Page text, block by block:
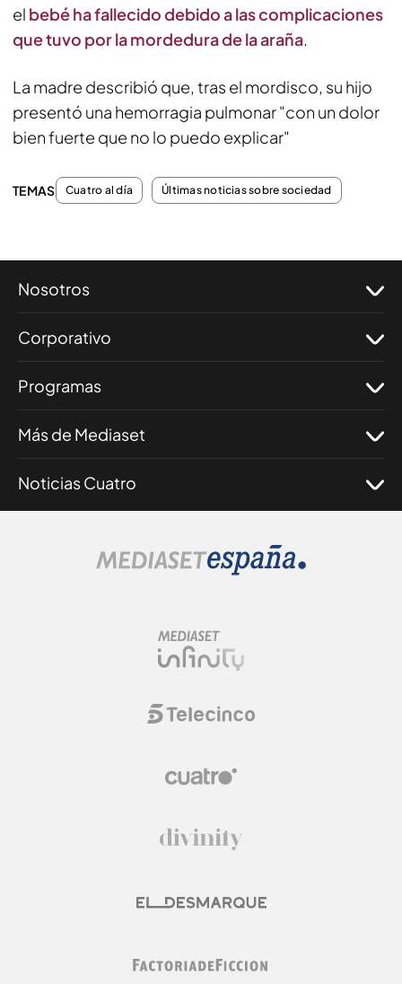
el bebé ha fallecido debido a las complicaciones
que tuvo por la mordedura de la araña.
La madre describió que, tras el mordisco, su hijo
presentó una hemorragia pulmonar "con un dolor
bien fuerte que no lo puedo explicar"
TEMAS Cuatro al día Últimas noticias sobre sociedad
Nosotros
Corporativo
Programas
Más de Mediaset
Noticias Cuatro